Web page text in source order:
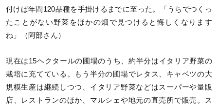
付けば年間120品種を手掛けるまでに至った。「うちでつくっ
たことがない野菜をほかの畑で見つけると悔しくなります
ね」（阿部さん）
現在は15ヘクタールの圃場のうち、約半分はイタリア野菜の
栽培に充てている。もう半分の圃場でレタス、キャベツの大
規模生産は継続しつつ、イタリア野菜などはスーパーや量販
店、レストランのほか、マルシェや地元の直売所で販売。ス